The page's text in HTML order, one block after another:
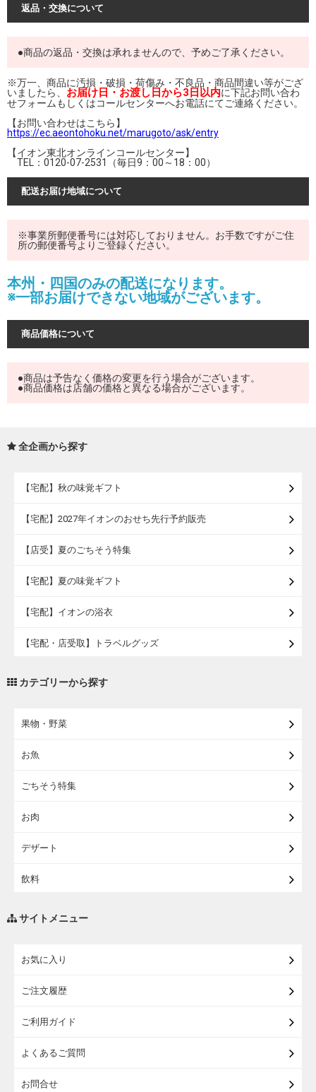
返品・交換について
●商品の返品・交換は承れませんので、予めご了承ください。
※万一、商品に汚損・破損・荷傷み・不良品・商品間違い等がござ
いましたら、 お届け日・お渡し日から3日以内に下記お問い合わ
せフォームもしくはコールセンターへお電話にてご連絡ください。
【お問い合わせはこちら】
https://ec.aeontohoku.net/marugoto/ask/entry
【イオン東北オンラインコールセンター】
TEL：0120-07-2531（毎日9：00～18：00）
配送お届け地域について
※事業所郵便番号には対応しておりません。お手数ですがご住
所の郵便番号よりご登録ください。
本州・四国のみの配送になります。
※一部お届けできない地域がございます。
商品価格について
●商品は予告なく価格の変更を行う場合がございます。
●商品価格は店舗の価格と異なる場合がございます。
全企画から探す
【宅配】秋の味覚ギフト
【宅配】2027年イオンのおせち先行予約販売
【店受】夏のごちそう特集
【宅配】夏の味覚ギフト
【宅配】イオンの浴衣
【宅配・店受取】トラベルグッズ
カテゴリーから探す
果物・野菜
お魚
ごちそう特集
お肉
デザート
飲料
サイトメニュー
お気に入り
ご注文履歴
ご利用ガイド
よくあるご質問
お問合せ